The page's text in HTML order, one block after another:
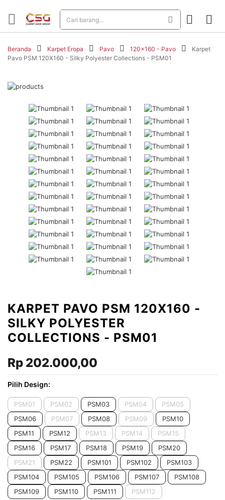
Beranda Karpet Eropa Pavo 120x160 - Pavo
Karpet
Pavo PSM 120X160 - Silky Polyester Collections - PSM01
KARPET PAVO PSM 120X160 -
SILKY POLYESTER
COLLECTIONS - PSM01
Rp 202.000,00
Pilih Design:
PSM01 PSM02 PSM03 PSM04
PSM05
PSM06
PSM07 PSM08 PSM09
PSM10
PSM11
PSM12 PSM13 PSM14
PSM15
PSM16
PSM17 PSM18 PSM19
PSM20
PSM21
PSM22 PSM101 PSM102
PSM103
PSM104
PSM105 PSM106 PSM107
PSM108
PSM109
PSM110 PSM111 PSM112